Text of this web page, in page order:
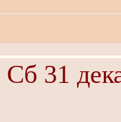
Сб 31